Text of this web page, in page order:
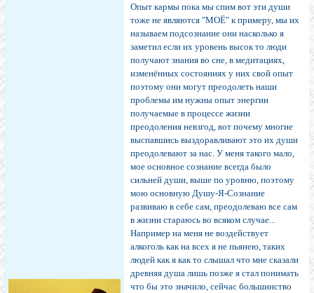
Опыт кармы пока мы спим вот эти души
тоже не являются "МОЁ" к примеру, мы их
называем подсознание они насколько я
заметил если их уровень высок то люди
получают знания во сне, в медитациях,
изменённых состояниях у них свой опыт
поэтому они могут преодолеть наши
проблемы им нужны опыт энергии
получаемые в процессе жизни
преодоления невзгод, вот почему многие
выспавшись выздоравливают это их души
преодолевают за нас. У меня такого мало,
мое основное сознание всегда было
сильней души, выше по уровню, поэтому
мою основную Душу-Я-Сознание
развиваю в себе сам, преодолеваю все сам
в жизни стараюсь во всяком случае...
Например на меня не воздействует
алкоголь как на всех я не пьянею, таких
людей как я как то слышал что мне сказали
древняя душа лишь позже я стал понимать
что бы это значило, сейчас большинство